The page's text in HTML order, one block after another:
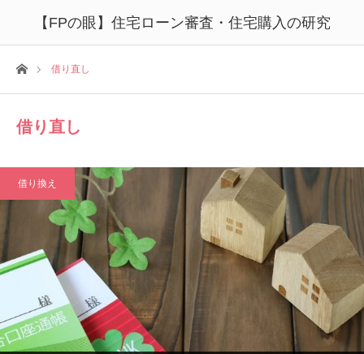
【FPの眼】住宅ローン審査・住宅購入の研究
ホーム借り直し
借り直し
借り換え